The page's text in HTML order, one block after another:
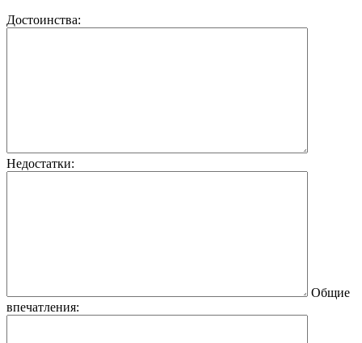
Достоинства:
Недостатки:
Общие
впечатления: